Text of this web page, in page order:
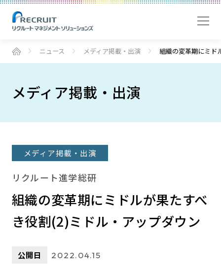
ニュース メディア掲載・出演 組織の変革期にミド
メディア掲載・出演
メディア掲載・出演
リクルート進学総研
組織の変革期にミドルが果たすべ
き役割(2)ミドル・アップダウン
公開日 2022.04.15